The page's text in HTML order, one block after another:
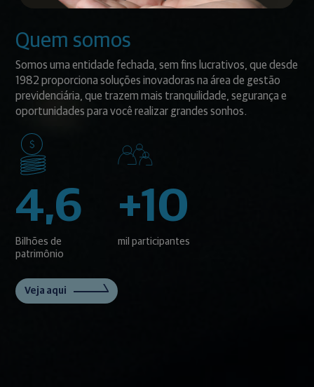
Quem somos
Somos uma entidade fechada, sem fins lucrativos, que desde
1982 proporciona soluções inovadoras na área de gestão
previdenciária, que trazem mais tranquilidade, segurança e
oportunidades para você realizar grandes sonhos.
4,6
Bilhões de
patrimônio
+10
mil participantes
Veja aqui